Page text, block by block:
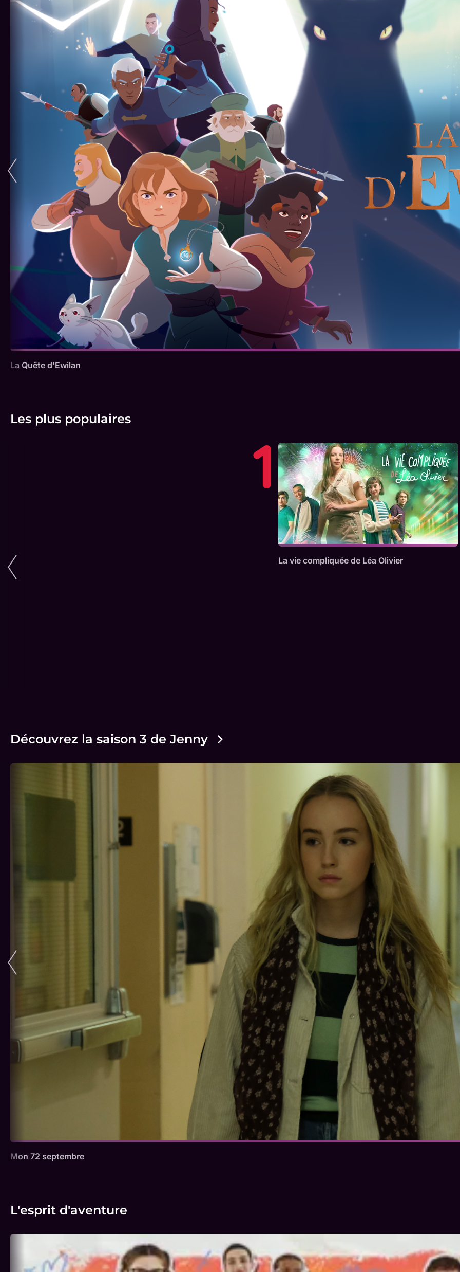
La Quête d'Ewilan
Les plus populaires
1
La vie compliquée de Léa Olivier
Découvrez la saison 3 de Jenny
Mon 72 septembre
L'esprit d'aventure